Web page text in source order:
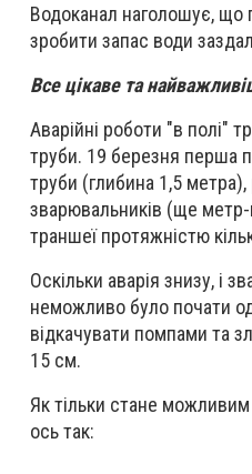
Водоканал наголошує, що
зробити запас води
Все цікаве та
Аварійні роботи "в полі"
труби. 19 березня перша
труби (глибина 1,5
зварювальників (ще
траншеї протяжністю
Оскільки аварія знизу, і
неможливо було почати
відкачувати помпами та
15 см.
Як тільки стане можливим
ось так: